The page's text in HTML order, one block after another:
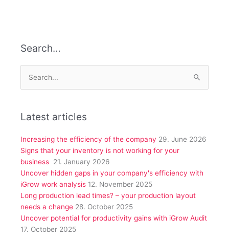
Search…
Search
for:
Latest articles
Increasing the efficiency of the company 29. June 2026
Signs that your inventory is not working for your
business 21. January 2026
Uncover hidden gaps in your company's efficiency with
iGrow work analysis 12. November 2025
Long production lead times? – your production layout
needs a change 28. October 2025
Uncover potential for productivity gains with iGrow Audit
17. October 2025